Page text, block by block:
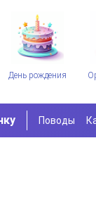
День рождения
Поводы